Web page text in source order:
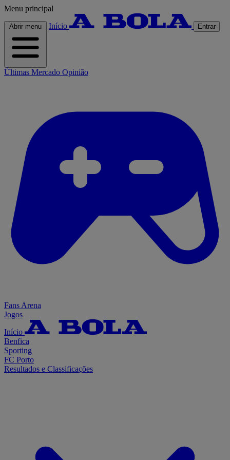
Menu principal
Abrir menu Início Entrar
Últimas Mercado Opinião
Fans Arena
Jogos
Início
Benfica
Sporting
FC Porto
Resultados e Classificações